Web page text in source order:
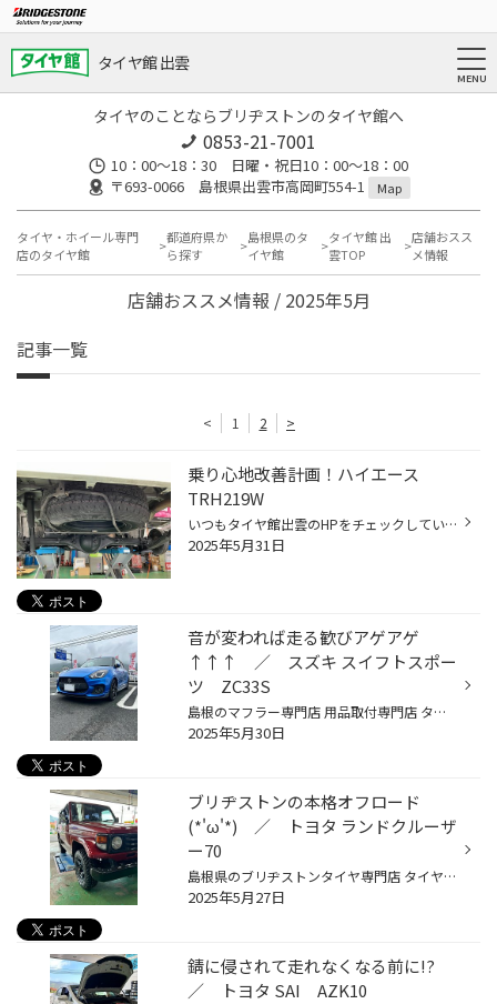
タイヤ館 出雲
タイヤのことならブリヂストンのタイヤ館へ
0853-21-7001
10：00～18：30 日曜・祝日10：00～18：00
〒693-0066 島根県出雲市高岡町554-1
Map
タイヤ・ホイール専門
店のタイヤ館
都道府県か
ら探す
島根県のタ
イヤ館
タイヤ館 出
雲TOP
店舗おスス
メ情報
店舗おススメ情報 / 2025年5月
記事一覧
< 1 2 >
乗り心地改善計画！ハイエース
TRH219W
いつもタイヤ館出雲のHPをチェックしていただきありがとうございます(^▽^)/ 先日、ハイエースのお客様から、子供が車に酔うので乗り心地を良くしたいとの事で、乗り心地改善計画を実行しました！ UI-Vehcleのショックアブソーバーとリア追加スタビライザーを取り付けていきます！ 先ずはスペアタイ...
2025年5月31日
音が変われば走る歓びアゲアゲ
↑↑↑ ／ スズキ スイフトスポー
ツ ZC33S
島根のマフラー専門店 用品取付専門店 タイヤ館出雲 石原です。 楽しく遊べるスポーツカー スイフトスポーツ 以前、足回り交換などもさせていただきました「なじみのお客様」 純正状態から、今回は モンスタースポーツのSp-x デュアルスポーツマフラー を取付けします(^^♪ 見るからに排気効率が良さ...
2025年5月30日
ブリヂストンの本格オフロード
(*'ω'*) ／ トヨタ ランドクルーザ
ー70
島根県のブリヂストンタイヤ専門店 タイヤ館出雲 石原です(^^)v 本日はちょっと珍しいコチラ 当時モノのランドクルーザー70型 通称ナナマル 以前当店でご購入いただいたタイヤが摩耗してのご来店！ BRIDGESTONE DUELER M/T674 ブリヂストン デューラー エムティルクナナヨン ブリヂストンでは珍しい...
2025年5月27日
錆に侵されて走れなくなる前に!?
／ トヨタ SAI AZK10